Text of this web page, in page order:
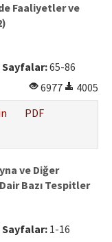
Faaliyetler ve
Sayfalar:65-86
6977
4005
PDF
ve Diğer
Bazı Tespitler
Sayfalar: 1-16